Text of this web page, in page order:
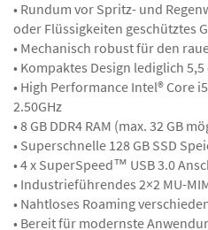
• Rundum vor Spritz- und
oder Flüssigkeiten geschütztes
• Mechanisch robust für den
• Kompaktes Design lediglich
• High Performance Intel® Core
2.50GHz
• 8 GB DDR4 RAM (max. 32 GB
• Superschnelle 128 GB SSD
• 4 x SuperSpeed™ USB 3.0
• Industrieführendes 2×2 MU-
• Nahtloses Roaming
• Bereit für modernste